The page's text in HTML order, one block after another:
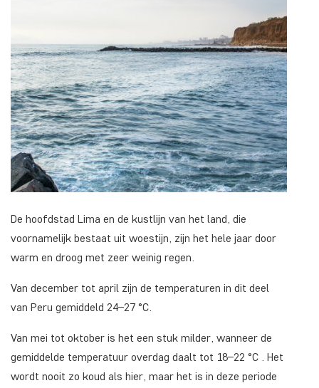
De hoofdstad Lima en de kustlijn van het land, die
voornamelijk bestaat uit woestijn, zijn het hele jaar door
warm en droog met zeer weinig regen.
Van december tot april zijn de temperaturen in dit deel
van Peru gemiddeld 24–27 °C.
Van mei tot oktober is het een stuk milder, wanneer de
gemiddelde temperatuur overdag daalt tot 18–22 °C . Het
wordt nooit zo koud als hier, maar het is in deze periode